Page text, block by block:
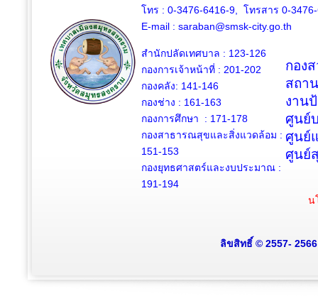
โทร : 0-3476-6416-9, โทรสาร 0-
E-mail : saraban@smsk-city.go.th
สำนักปลัดเทศบาล : 123-126
กองการเจ้าหน้าที่ : 201-202
กองคลัง: 141-146
กองช่าง : 161-163
กองการศึกษา : 171-178
กองสาธารณสุขและสิ่งแวดล้อม :
151-153
กองยุทธศาสตร์และงบประมาณ :
191-194
กอง
สถา
งาน
ศูนย์
ศูนย์
ศูนย์
น
ลิขสิทธิ์ © 2557-